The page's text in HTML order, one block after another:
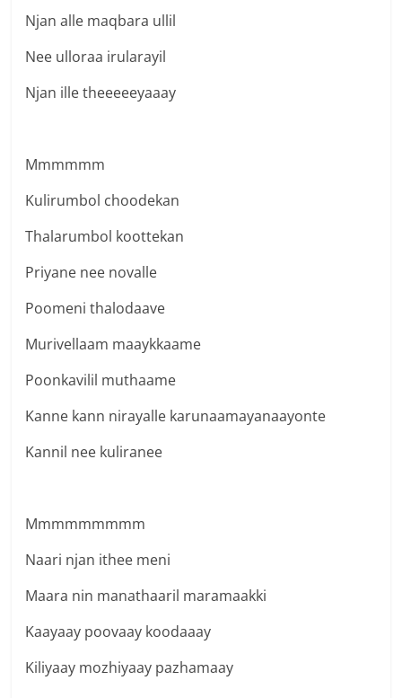
Njan alle maqbara ullil
Nee ulloraa irularayil
Njan ille theeeeeyaaay
Mmmmmm
Kulirumbol choodekan
Thalarumbol koottekan
Priyane nee novalle
Poomeni thalodaave
Murivellaam maaykkaame
Poonkavilil muthaame
Kanne kann nirayalle karunaamayanaayonte
Kannil nee kuliranee
Mmmmmmmmm
Naari njan ithee meni
Maara nin manathaaril maramaakki
Kaayaay poovaay koodaaay
Kiliyaay mozhiyaay pazhamaay